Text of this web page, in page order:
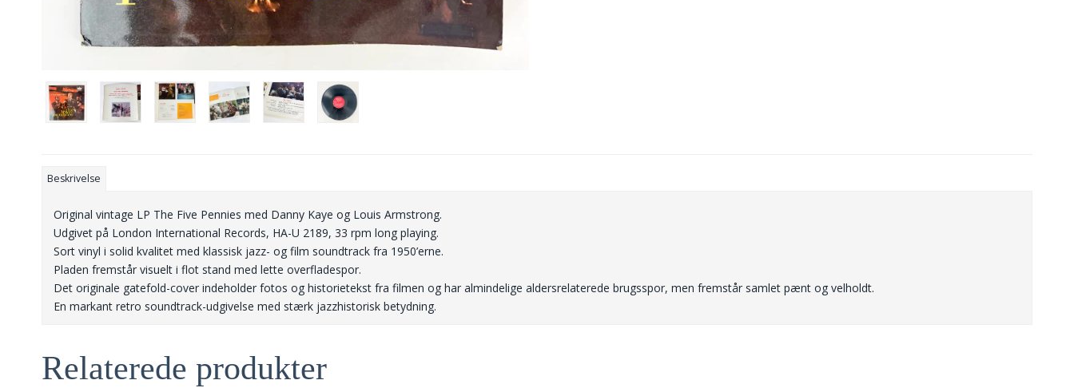
Beskrivelse
Original vintage LP The Five Pennies med Danny Kaye og Louis Armstrong.
Udgivet på London International Records, HA-U 2189, 33 rpm long playing.
Sort vinyl i solid kvalitet med klassisk jazz- og film soundtrack fra 1950’erne.
Pladen fremstår visuelt i flot stand med lette overfladespor.
Det originale gatefold-cover indeholder fotos og historietekst fra filmen og har almindelige aldersrelaterede brugsspor, men fremstår samlet pænt og velholdt.
En markant retro soundtrack-udgivelse med stærk jazzhistorisk betydning.
Relaterede produkter